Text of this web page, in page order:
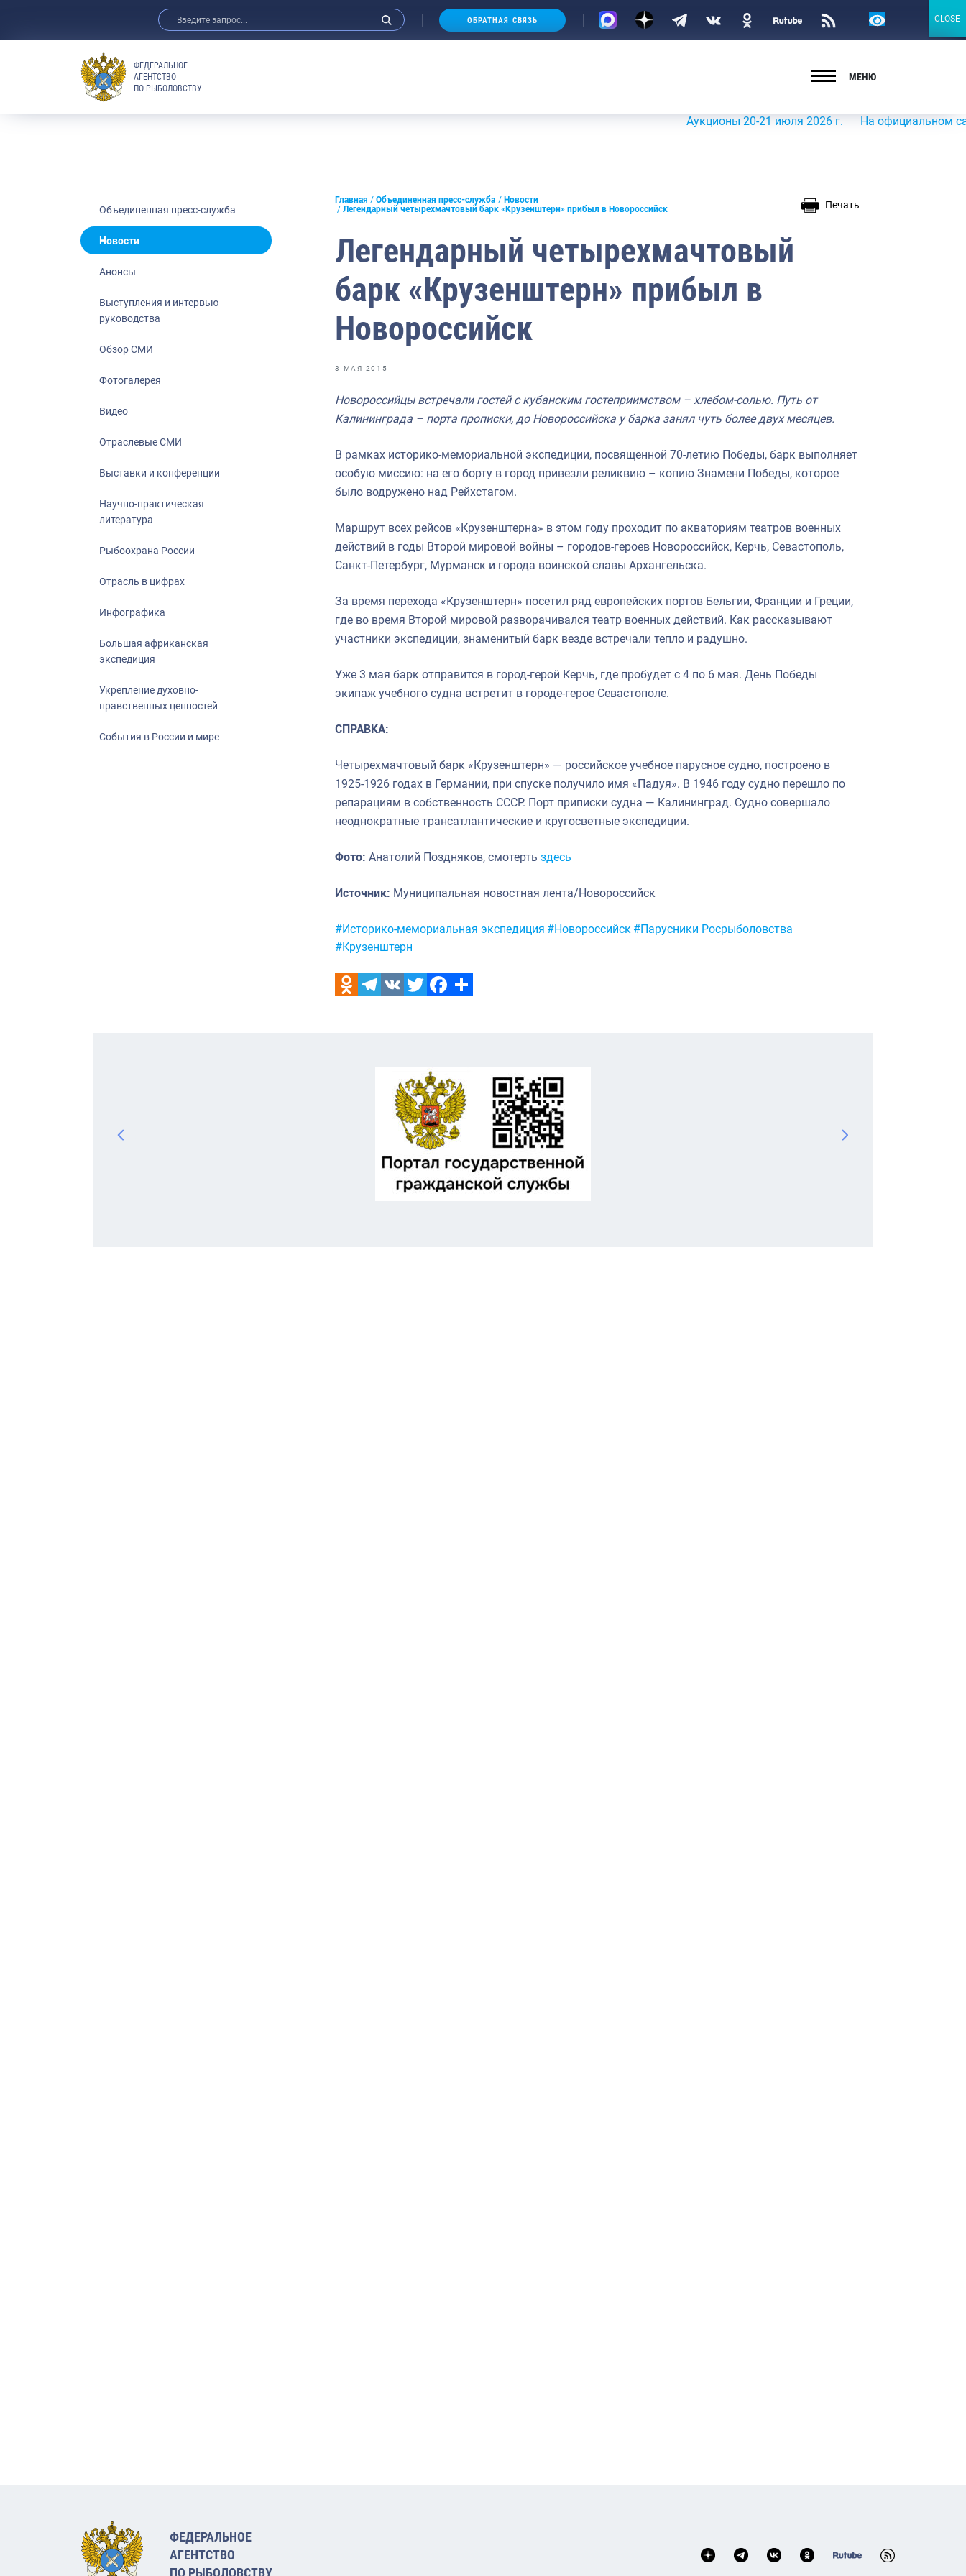
Анонсы
Отраслевые СМИ
Выставки и конференции
Научно-практическая литература
Рыбоохрана России
Большая африканская экспедиция
ОБРАТНАЯ СВЯЗЬ
Версия
ФЕДЕРАЛЬНОЕ
АГЕНТСТВО
ПО РЫБОЛОВСТВУ
МЕНЮ
Аукционы 20-21 июля 2026 г. На официальном сайте
Объединенная пресс-служба
Новости
Анонсы
Выступления и интервью
руководства
Обзор СМИ
Фотогалерея
Видео
Отраслевые СМИ
Выставки и конференции
Научно-практическая
литература
Рыбоохрана России
Отрасль в цифрах
Инфографика
Большая африканская
экспедиция
Укрепление духовно-
нравственных ценностей
События в России и мире
Главная Объединенная пресс-служба
Новости
Легендарный четырехмачтовый барк «Крузенштерн» прибыл в Новороссийск
Печать
Легендарный четырехмачтовый
барк «Крузенштерн» прибыл в
Новороссийск
3 МАЯ 2015
Новороссийцы встречали гостей с кубанским гостеприимством – хлебом-солью. Путь от
Калининграда – порта прописки, до Новороссийска у барка занял чуть более двух месяцев.
В рамках историко-мемориальной экспедиции, посвященной 70-летию Победы, барк выполняет
особую миссию: на его борту в город привезли реликвию – копию Знамени Победы, которое
было водружено над Рейхстагом.
Маршрут всех рейсов «Крузенштерна» в этом году проходит по акваториям театров военных
действий в годы Второй мировой войны – городов-героев Новороссийск, Керчь, Севастополь,
Санкт-Петербург, Мурманск и города воинской славы Архангельска.
За время перехода «Крузенштерн» посетил ряд европейских портов Бельгии, Франции и Греции,
где во время Второй мировой разворачивался театр военных действий. Как рассказывают
участники экспедиции, знаменитый барк везде встречали тепло и радушно.
Уже 3 мая барк отправится в город-герой Керчь, где пробудет с 4 по 6 мая. День Победы
экипаж учебного судна встретит в городе-герое Севастополе.
СПРАВКА:
Четырехмачтовый барк «Крузенштерн» — российское учебное парусное судно, построено в
1925-1926 годах в Германии, при спуске получило имя «Падуя». В 1946 году судно перешло по
репарациям в собственность СССР. Порт приписки судна — Калининград. Судно совершало
неоднократные трансатлантические и кругосветные экспедиции.
Фото: Анатолий Поздняков, смотерть здесь
Источник: Муниципальная новостная лента/Новороссийск
Метки:
#Историко-мемориальная экспедиция #Новороссийск #Парусники Росрыболовства
#Крузенштерн
ФЕДЕРАЛЬНОЕ
АГЕНТСТВО
ПО РЫБОЛОВСТВУ
CLOSE
CLOSE